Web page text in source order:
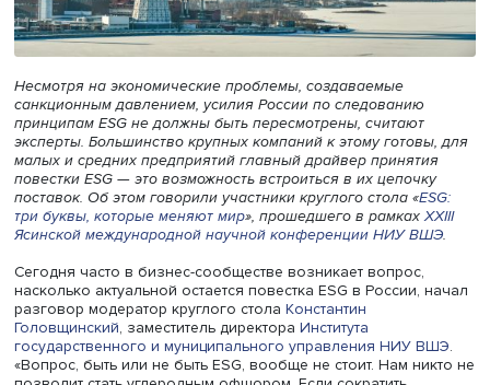
Несмотря на экономические проблемы, создаваемые
санкционным давлением, усилия России по следованию
принципам ESG не должны быть пересмотрены, считают
эксперты. Большинство крупных компаний к этому
малых и средних предприятий главный драйвер
повестки ESG — это возможность встроиться в их
поставок. Об этом говорили участники круглого стола «
три буквы, которые меняют мир», прошедшего в рамках
Ясинской международной научной конференции НИУ